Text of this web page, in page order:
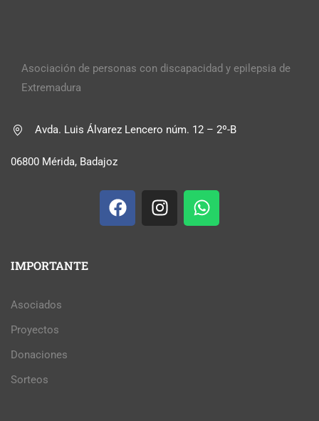
Asociación de personas con discapacidad y epilepsia de
Extremadura
Avda. Luis Álvarez Lencero núm. 12 – 2º-B
06800 Mérida, Badajoz
IMPORTANTE
Asociados
Proyectos
Donaciones
Sorteos